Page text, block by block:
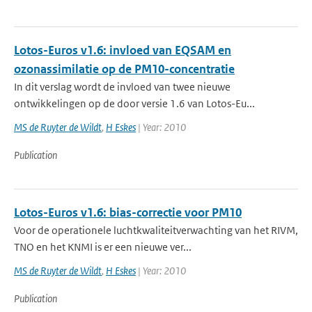
Lotos-Euros v1.6: invloed van EQSAM en
ozonassimilatie op de PM10-concentratie
In dit verslag wordt de invloed van twee nieuwe
ontwikkelingen op de door versie 1.6 van Lotos-Eu...
MS de Ruyter de Wildt, H Eskes | Year: 2010
Publication
Lotos-Euros v1.6: bias-correctie voor PM10
Voor de operationele luchtkwaliteitverwachting van het RIVM,
TNO en het KNMI is er een nieuwe ver...
MS de Ruyter de Wildt, H Eskes | Year: 2010
Publication